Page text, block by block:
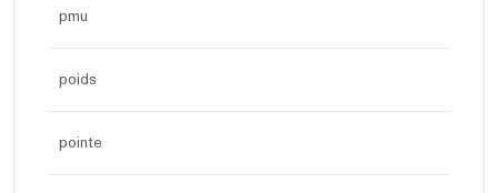
pmu
poids
pointe